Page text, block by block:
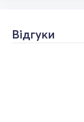
Відгуки